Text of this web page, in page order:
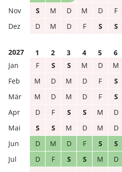
S
M D M D F
D
M D F S S
2027 1 2 3 4 5 6
F
S S M D M
M
D M D F S
M
D M D F S
D
F S S M D
S
S M D M D
D
M D F S S
D
F S S M D